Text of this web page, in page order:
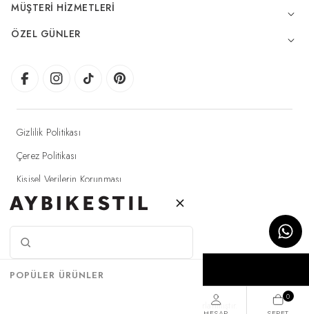
0
MÜŞTERI HIZMETLERI
ÖZEL GÜNLER
Gizlilik Politikası
Çerez Politikası
Kişisel Verilerin Korunması
Elektronik Ticaret Aydınlatma Metni
Sistemleriyle Hazırlanmıştır.
POPÜLER ÜRÜNLER